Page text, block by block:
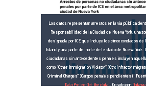
Los datos representan arrestos en la vía pública
Responsabilidad de la Ciudad de Nueva York, una
designada por ICE que incluye los cinco condados de
Island y una parte del norte del estado de Nueva York.
ciudadanas sin antecedentes penales incluyen
como “Other Immigration Violator” (Otro infractor
Criminal Charges” (Cargos penales pendientes) |
Data ProjectGet the data– Creado con